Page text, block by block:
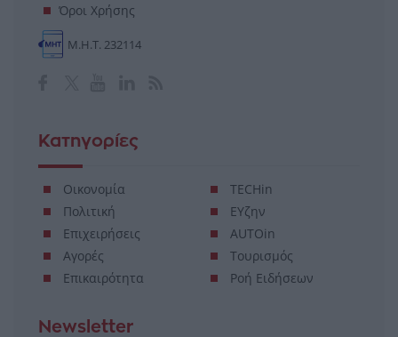
Όροι Χρήσης
Μ.Η.Τ. 232114
Κατηγορίες
Οικονομία
Πολιτική
Επιχειρήσεις
Αγορές
Επικαιρότητα
TECHin
ΕΥζην
AUTOin
Τουρισμός
Ροή Ειδήσεων
Newsletter